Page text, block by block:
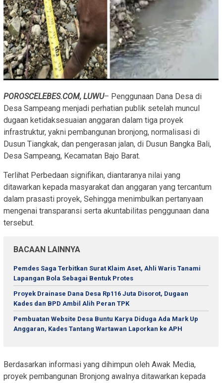
POROSCELEBES.COM, LUWU– Penggunaan Dana Desa di
Desa Sampeang menjadi perhatian publik setelah muncul
dugaan ketidaksesuaian anggaran dalam tiga proyek
infrastruktur, yakni pembangunan bronjong, normalisasi di
Dusun Tiangkak, dan pengerasan jalan, di Dusun Bangka Bali,
Desa Sampeang, Kecamatan Bajo Barat.
Terlihat Perbedaan signifikan, diantaranya nilai yang
ditawarkan kepada masyarakat dan anggaran yang tercantum
dalam prasasti proyek, Sehingga menimbulkan pertanyaan
mengenai transparansi serta akuntabilitas penggunaan dana
tersebut.
BACAAN LAINNYA
Pemdes Saga Terbitkan Surat Klaim Aset, Ahli Waris Tanami
Lapangan Bola Sebagai Bentuk Protes
Proyek Drainase Dana Desa Rp116 Juta Disorot, Dugaan
Kades dan BPD Ambil Alih Peran TPK
Pembuatan Website Desa Buntu Karya Diduga Ada Mark Up
Anggaran, Kades Tantang Wartawan Laporkan ke APH
Berdasarkan informasi yang dihimpun oleh Awak Media,
proyek pembangunan Bronjong awalnya ditawarkan kepada